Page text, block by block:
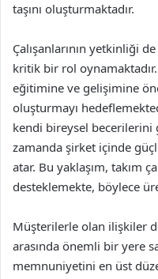
taşını oluşturmaktadır.
Çalışanlarının yetkinliği
kritik bir rol oynamaktadır.
eğitimine ve gelişimine
oluşturmayı
kendi bireysel becerilerini
zamanda şirket içinde
atar. Bu yaklaşım, takım
desteklemekte, böylece
Müşterilerle olan ilişkiler
arasında önemli bir yere
memnuniyetini en üst